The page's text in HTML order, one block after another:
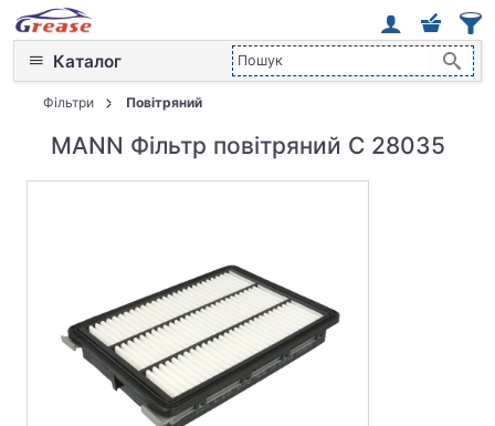
Каталог
Фільтри Повітряний
MANN Фільтр повітряний C 28035